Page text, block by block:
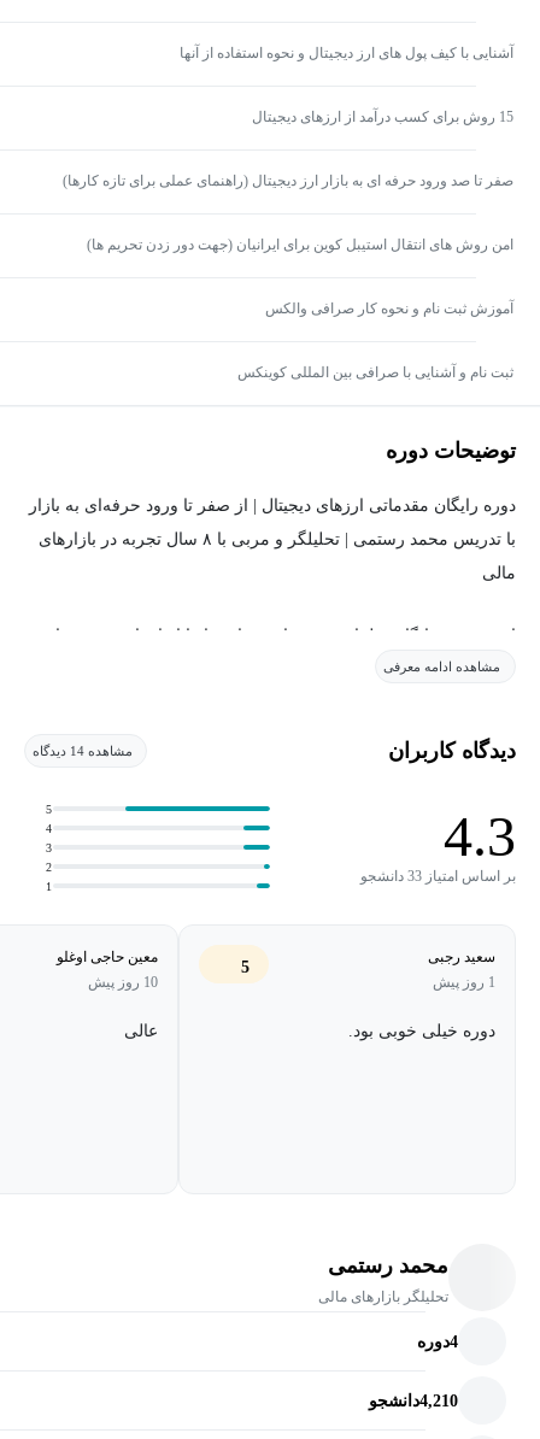
آشنایی با کیف پول های ارز دیجیتال و نحوه استفاده از آنها
صفر تا صد ورود حرفه ای به بازار ارز دیجیتال (راهنمای عملی برای تازه کارها)
امن روش های انتقال استیبل کوین برای ایرانیان (جهت دور زدن تحریم ها)
آموزش ثبت نام و نحوه کار صرافی والکس
ثبت نام و آشنایی با صرافی بین المللی کوینکس
توضیحات دوره
دوره رایگان مقدماتی ارزهای دیجیتال | از صفر تا ورود حرفه‌ای به بازار
با تدریس محمد رستمی | تحلیلگر و مربی با ۸ سال تجربه در بازارهای
مالی
این دوره‌ی رایگان، طراحی شده است تا شما را از ابتدایی‌ترین مفاهیم
تا آستانه‌ی ورود عملی و هوشمندانه به بازار ارزهای دیجیتال همراهی
امنیتی و شناسایی فرصت‌های واقعی تمرکز خواهیم کرد.
✅قسمت اول: بیت‌کوین چیست؟
واکاوی نحوه کار شبکه بیت‌کوین (بلاک چین).
شبکه.
Proof-of-Work و Proof-of-Stake.
هرکدام.
مشاهده ادامه معرفی
دیدگاه کاربران مشاهده 14 دیدگاه
4.3
بر اساس امتیاز 33 دانشجو
1
2
3
4
5
سعید رجبی
1 روز پیش
5
دوره خیلی خوبی بود.
معین حاجی اوغلو
10 روز پیش
عالی
محمد رستمی
تحلیلگر بازارهای مالی
4دوره
4,210دانشجو